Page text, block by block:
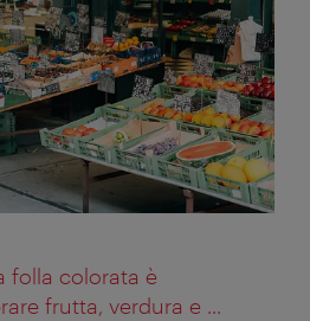
folla colorata è
frutta, verdura e ...